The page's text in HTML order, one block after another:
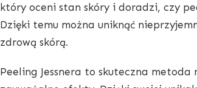
który oceni stan skóry i doradzi, czy
Dzięki temu można uniknąć
zdrową skórą.
Peeling Jessnera to skuteczna